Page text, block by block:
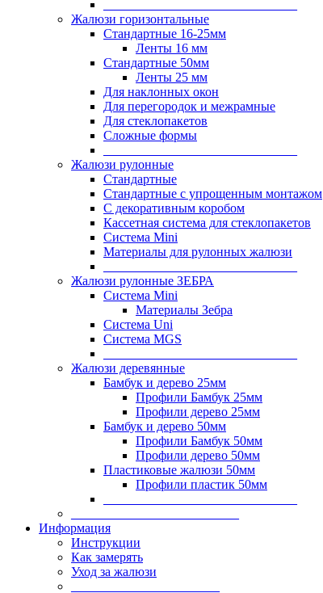
Жалюзи горизонтальные
Стандартные 16-25мм
Ленты 16 мм
Стандартные 50мм
Ленты 25 мм
Для наклонных окон
Для перегородок и межрамные
Для стеклопакетов
Сложные формы
Жалюзи рулонные
Стандартные
Стандартные с упрощенным монтажом
С декоративным коробом
Кассетная система для стеклопакетов
Система Mini
Материалы для рулонных жалюзи
Жалюзи рулонные ЗЕБРА
Система Mini
Материалы Зебра
Система Uni
Система MGS
Жалюзи деревянные
Бамбук и дерево 25мм
Профили Бамбук 25мм
Профили дерево 25мм
Бамбук и дерево 50мм
Профили Бамбук 50мм
Профили дерево 50мм
Пластиковые жалюзи 50мм
Профили пластик 50мм
Информация
Инструкции
Как замерять
Уход за жалюзи